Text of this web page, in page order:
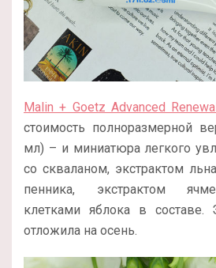
Malin + Goetz Advanced
стоимость полноразмерной
мл) – и миниатюра легкого
со скваланом, экстрактом
пенника, экстрактом
клетками яблока в
отложила на осень.